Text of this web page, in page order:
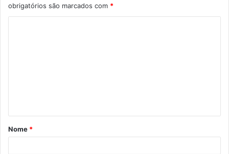
obrigatórios são marcados com *
á
r
Nome *